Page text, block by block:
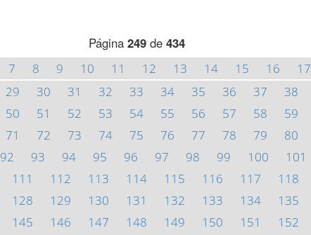
Página 249de 434
7 8 9 10 11 12 13 14 15 16 17
29 30 31 32 33 34 35 36 37 38
50 51 52 53 54 55 56 57 58 59
71 72 73 74 75 76 77 78 79 80
92 93 94 95 96 97 98 99 100 101
111 112 113 114 115 116 117 118
128 129 130 131 132 133 134 135
145 146 147 148 149 150 151 152